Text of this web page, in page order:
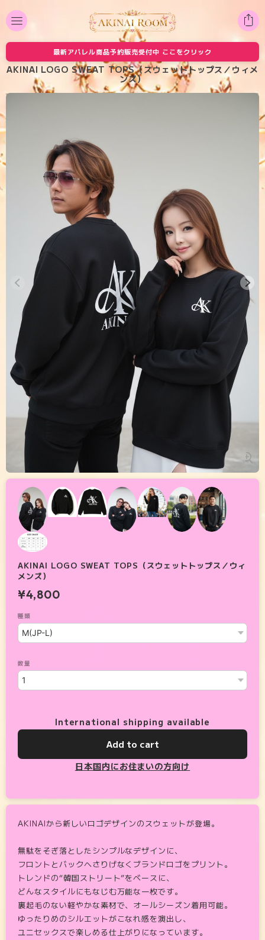
最新アパレル商品予約販売受付中 ここをクリック
AKINAI LOGO SWEAT TOPS（スウェットトップス／ウィメ
ンズ）
AKINAI LOGO SWEAT TOPS（スウェットトップス／ウィ
メンズ）
¥4,800
種類
数量
International shipping available
Add to cart
日本国内にお住まいの方向け
AKINAIから新しいロゴデザインのスウェットが登場。
無駄をそぎ落としたシンプルなデザインに、
フロントとバックへさりげなくブランドロゴをプリント。
トレンドの“韓国ストリート”をベースに、
どんなスタイルにもなじむ万能な一枚です。
裏起毛のない軽やかな素材で、オールシーズン着用可能。
ゆったりめのシルエットがこなれ感を演出し、
ユニセックスで楽しめる仕上がりになっています。